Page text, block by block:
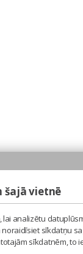
šajā vietnē
analizētu
sīkdatņu
sīkdatnēm,